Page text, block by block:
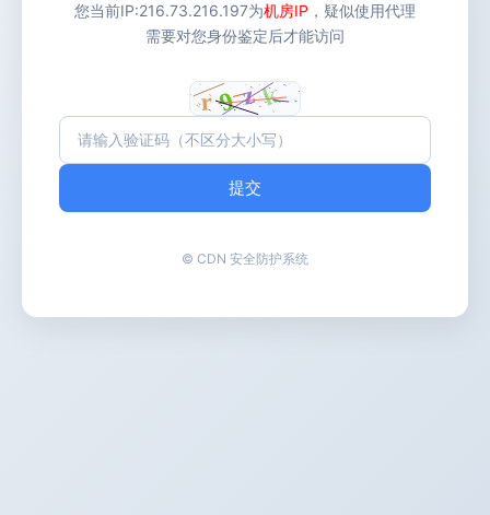
您当前IP:216.73.216.197为机房IP ，疑似使用代理
需要对您身份鉴定后才能访问
提交
© CDN 安全防护系统